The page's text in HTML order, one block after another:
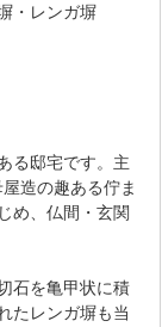
・レンガ塀
る邸宅です。主
造の趣ある佇ま
め、仏間・玄関
石を亀甲状に積
たレンガ塀も当